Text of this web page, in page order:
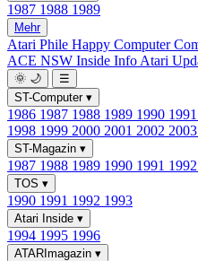
1987 1988 1989
Mehr
Atari Phile Happy Computer
ACE NSW Inside Info Atari
🌞 🌙
☰
ST-Computer ▾
1986 1987 1988 1989 1990 1991
1998 1999 2000 2001 2002 2003
ST-Magazin ▾
1987 1988 1989 1990 1991 1992
TOS ▾
1990 1991 1992 1993
Atari Inside ▾
1994 1995 1996
ATARImagazin ▾